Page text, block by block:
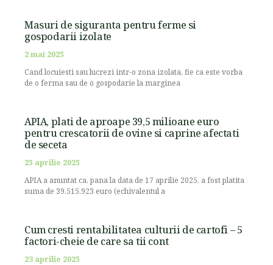
Masuri de siguranta pentru ferme si
gospodarii izolate
2 mai 2025
Cand locuiesti sau lucrezi intr-o zona izolata, fie ca este vorba
de o ferma sau de o gospodarie la marginea
APIA, plati de aproape 39,5 milioane euro
pentru crescatorii de ovine si caprine afectati
de seceta
25 aprilie 2025
APIA a anuntat ca, pana la data de 17 aprilie 2025, a fost platita
suma de 39.515.923 euro (echivalentul a
Cum cresti rentabilitatea culturii de cartofi – 5
factori-cheie de care sa tii cont
23 aprilie 2025